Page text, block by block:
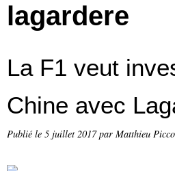
lagardere
La F1 veut
Chine avec
Publié le 5 juillet 2017par Matthieu